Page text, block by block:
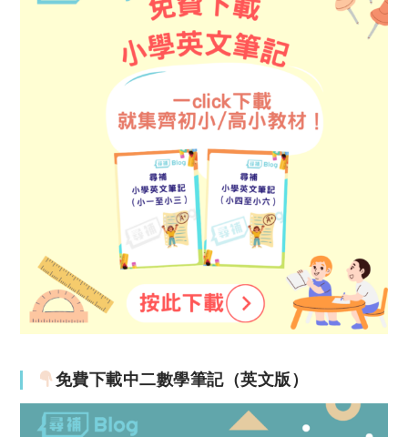
免費下載中二數學筆記（英文版）